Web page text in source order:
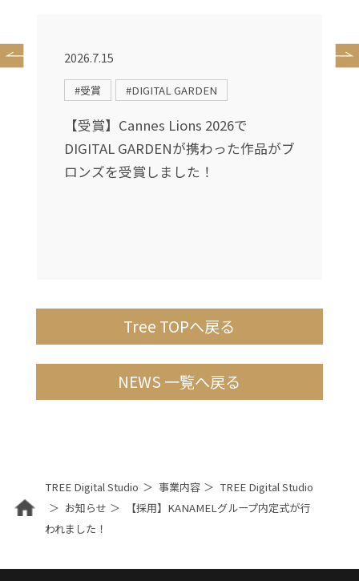
2026.7.15
#受賞 #DIGITAL GARDEN
【受賞】Cannes Lions 2026で
DIGITAL GARDENが携わった作品がブ
ロンズを受賞しました！
Tree TOPへ戻る
NEWS 一覧へ戻る
TREE Digital Studio 事業内容
TREE Digital Studio
お知らせ
【採用】KANAMELグループ内定式が行
われました！